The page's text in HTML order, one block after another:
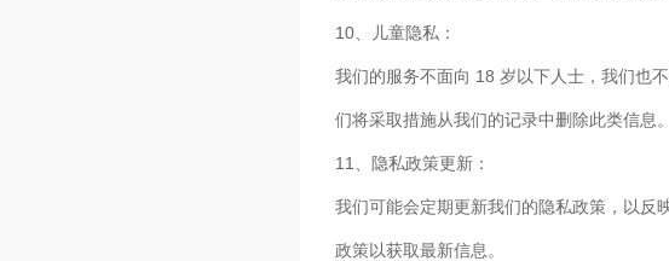
10、儿童隐私：
我们的服务不面向 18 岁以下人士，我们也
们将采取措施从我们的记录中删除此类信息。
11、隐私政策更新：
我们可能会定期更新我们的隐私政策，以反
政策以获取最新信息。